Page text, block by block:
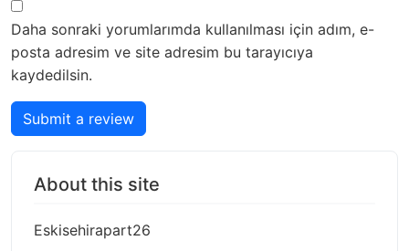
Daha sonraki yorumlarımda kullanılması için adım, e-
posta adresim ve site adresim bu tarayıcıya
kaydedilsin.
Submit a review
About this site
Eskisehirapart26